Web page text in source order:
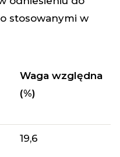
stosowanymi w
Waga względna
(%)
19,6